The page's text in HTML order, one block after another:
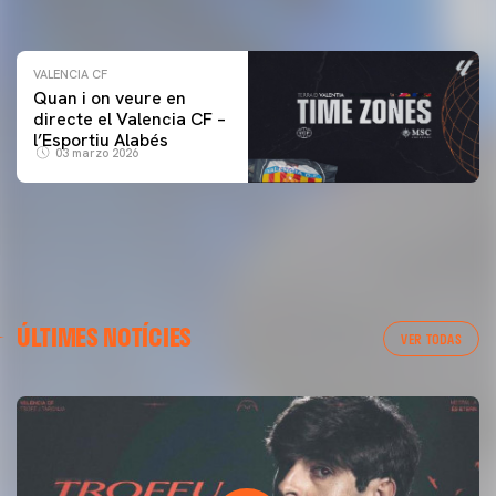
VALENCIA CF
Quan i on veure en
directe el Valencia CF –
l’Esportiu Alabés
03 marzo 2026
ÚLTIMES NOTÍCIES VER TODAS